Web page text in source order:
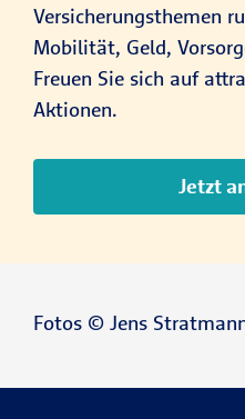
Versicherungsthemen
Mobilität, Geld,
Freuen Sie sich auf
Aktionen.
Jetzt
Fotos © Jens